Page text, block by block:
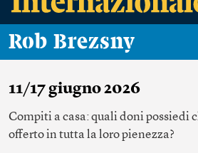
Rob Brezsny
11/17 giugno 2026
Compiti a casa: quali doni possiedi
offerto in tutta la loro pienezza?